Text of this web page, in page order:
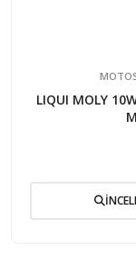
LIQUI MOLY